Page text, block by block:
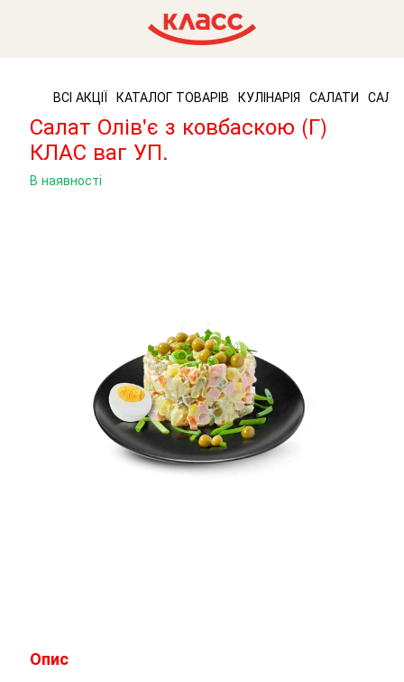
ВСІ АКЦІЇ КАТАЛОГ ТОВАРІВ КУЛІНАРІЯ САЛАТИ
Салат Олів'є з ковбаскою (Г)
КЛАС ваг УП.
В наявності
Опис